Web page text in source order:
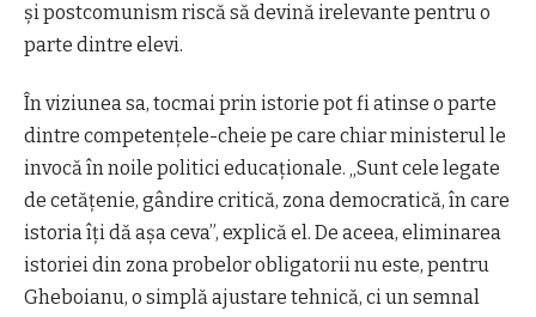
şi postcomunism riscă să devină irelevante pentru o
parte dintre elevi.
În viziunea sa, tocmai prin istorie pot fi atinse o parte
dintre competenţele-cheie pe care chiar ministerul le
invocă în noile politici educaţionale. „Sunt cele legate
de cetăţenie, gândire critică, zona democratică, în care
istoria îţi dă aşa ceva”, explică el. De aceea, eliminarea
istoriei din zona probelor obligatorii nu este, pentru
Gheboianu, o simplă ajustare tehnică, ci un semnal